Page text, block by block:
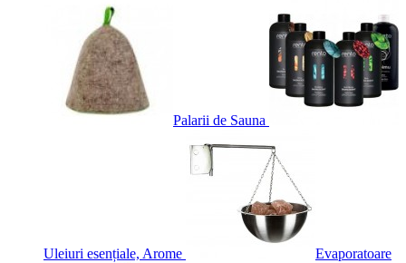
Palarii de Sauna
Uleiuri esențiale, Arome Evaporatoare